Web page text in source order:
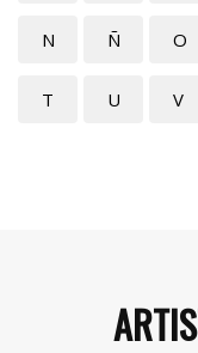
N Ñ O
T U V